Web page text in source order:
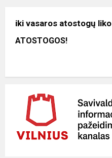
iki vasaros atostogų liko
ATOSTOGOS!